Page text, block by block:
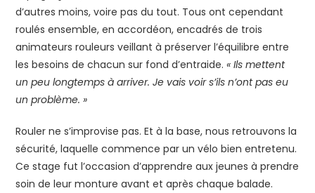
d’autres moins, voire pas du tout. Tous ont cependant
roulés ensemble, en accordéon, encadrés de trois
animateurs rouleurs veillant à préserver l’équilibre entre
les besoins de chacun sur fond d’entraide.« Ils mettent
un peu longtemps à arriver. Je vais voir s’ils n’ont pas eu
un problème. »
Rouler ne s’improvise pas. Et à la base, nous retrouvons la
sécurité, laquelle commence par un vélo bien entretenu.
Ce stage fut l’occasion d’apprendre aux jeunes à prendre
soin de leur monture avant et après chaque balade.